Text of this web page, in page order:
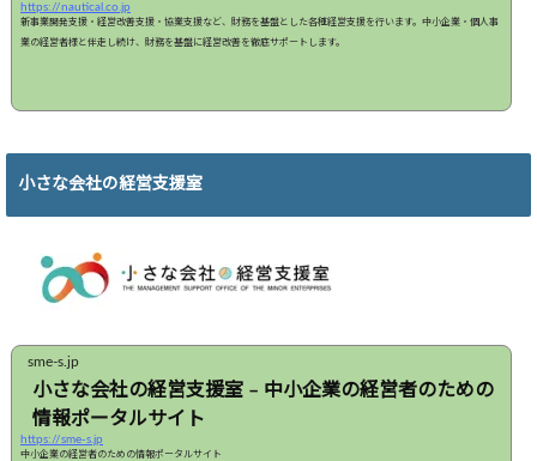
https://nautical.co.jp
新事業開発支援・経営改善支援・協業支援など、財務を基盤とした各種経営支援を行います。中小企業・個人事
業の経営者様と伴走し続け、財務を基盤に経営改善を徹底サポートします。
小さな会社の経営支援室
sme-s.jp
小さな会社の経営支援室 – 中小企業の経営者のための
情報ポータルサイト
https://sme-s.jp
中小企業の経営者のための情報ポータルサイト